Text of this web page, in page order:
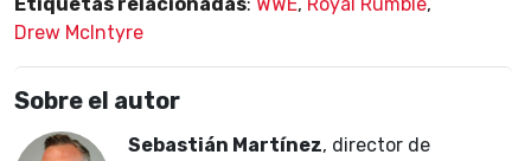
Etiquetas relacionadas: WWE, Royal Rumble,
Drew McIntyre
Sobre el autor
Sebastián Martínez, director de